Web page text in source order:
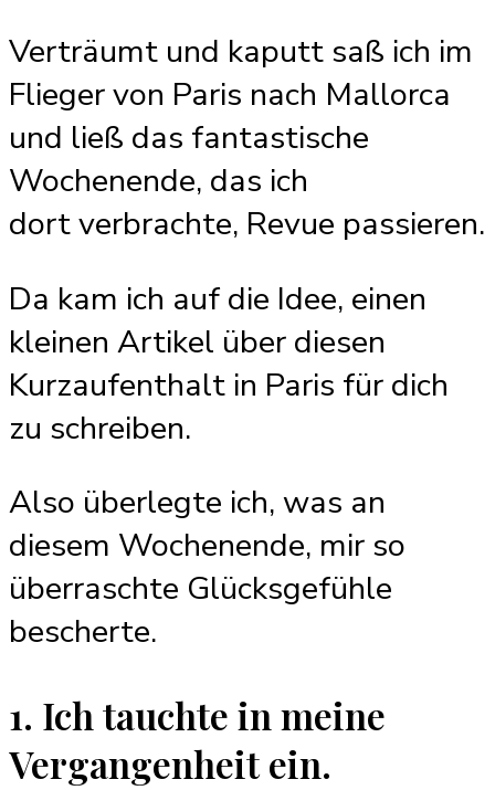
Verträumt und kaputt saß ich im
Flieger von Paris nach Mallorca
und ließ das fantastische
Wochenende, das ich
dort verbrachte, Revue passieren.
Da kam ich auf die Idee, einen
kleinen Artikel über diesen
Kurzaufenthalt in Paris für dich
zu schreiben.
Also überlegte ich, was an
diesem Wochenende, mir so
überraschte Glücksgefühle
bescherte.
1. Ich tauchte in meine
Vergangenheit ein.